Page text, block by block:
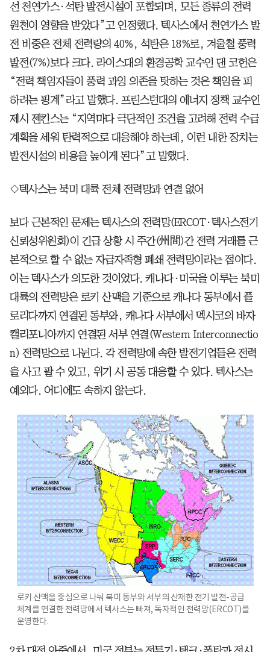
선 천연가스·석탄 발전시설이 포함되며, 모든 종류의 전력
원천이 영향을 받았다”고 인정했다. 텍사스에서 천연가스 발
전 비중은 전체 전력량의 40%, 석탄은 18%로, 겨울철 풍력
발전(7%)보다 크다. 라이스대의 환경공학 교수인 댄 코헌은
“전력 책임자들이 풍력 과잉 의존을 탓하는 것은 책임을 피
하려는 핑계”라고 말했다. 프린스턴대의 에너지 정책 교수인
제시 젠킨스는 “지역마다 극단적인 조건을 고려해 전력 수급
계획을 세워 탄력적으로 대응해야 하는데, 이런 내한 장치는
발전시설의 비용을 높이게 된다”고 말했다.
◇텍사스는 북미 대륙 전체 전력망과 연결 없어
보다 근본적인 문제는 텍사스의 전력망(ERCOT·텍사스전기
신뢰성위원회)이 긴급 상황 시 주간(州間)간 전력 거래를 근
본적으로 할 수 없는 자급자족형 폐쇄 전력망이라는 점이다.
이는 텍사스가 의도한 것이었다. 캐나다·미국을 이루는 북미
대륙의 전력망은 로키 산맥을 기준으로 캐나다 동부에서 플
로리다까지 연결된 동부와, 캐나다 서부에서 멕시코의 바자
캘리포니아까지 연결된 서부 연결(Western Interconnectio
n) 전력망으로 나뉜다. 각 전력망에 속한 발전기업들은 전력
을 사고 팔 수 있고, 위기 시 공동 대응할 수 있다. 텍사스는
예외다. 어디에도 속하지 않는다.
로키 산맥을 중심으로 나눠 북미 동부와 서부의 산재한 전기 발전-공급
체계를 연결한 전력망에서 텍사스는 빠져, 독자적인 전력망(ERCOT)를
운영한다.